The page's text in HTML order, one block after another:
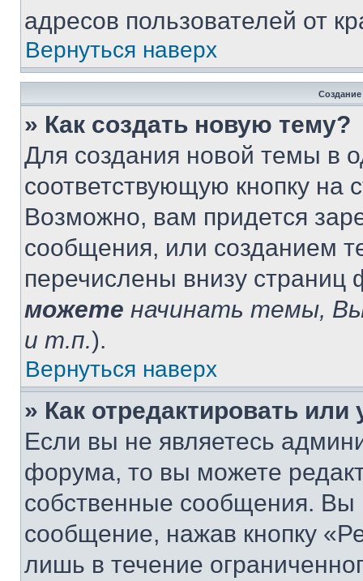
адресов пользователей от
Вернуться наверх
» Как создать новую тему?
Для создания новой темы в
соответствующую кнопку
Возможно, вам придется
сообщения, или созданием
перечислены внизу
можете начинать темы,
и т.п.).
Вернуться наверх
» Как отредактировать
Если вы не являетесь
форума, то вы можете
собственные сообщения. Вы
сообщение, нажав кнопку
лишь в течение